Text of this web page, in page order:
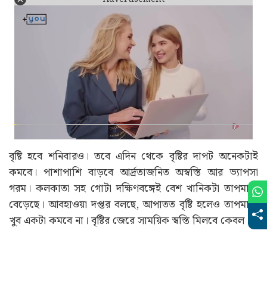
বৃষ্টি হবে শনিবারও। তবে এদিন থেকে বৃষ্টির দাপট অনেকটাই
কমবে। পাশাপাশি বাড়বে আর্দ্রতাজনিত অস্বস্তি আর ভ্যাপসা
গরম। কলকাতা সহ গোটা দক্ষিণবঙ্গেই বেশ খানিকটা তাপমাত্রা
বেড়েছে। আবহাওয়া দপ্তর বলছে, আপাতত বৃষ্টি হলেও তাপমাত্রা
খুব একটা কমবে না। বৃষ্টির জেরে সাময়িক স্বস্তি মিলবে কেবল।